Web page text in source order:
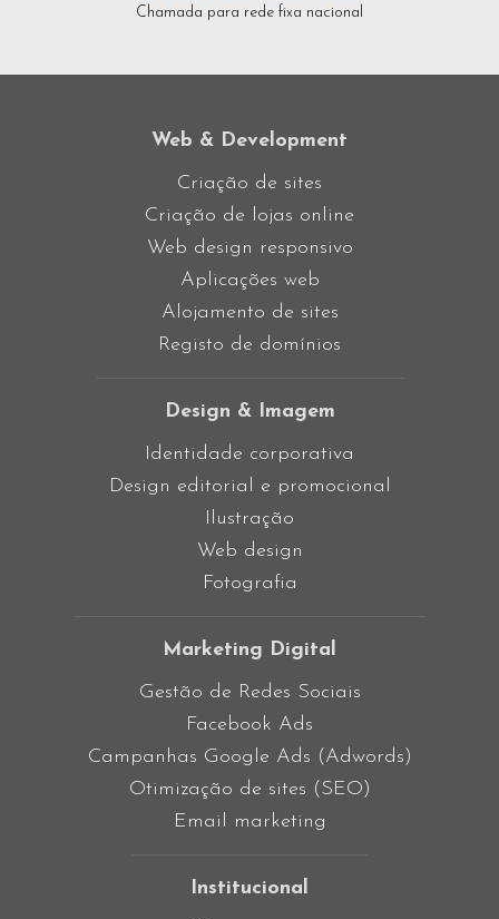
Chamada para rede fixa nacional
Web & Development
Criação de sites
Criação de lojas online
Web design responsivo
Aplicações web
Alojamento de sites
Registo de domínios
Design & Imagem
Identidade corporativa
Design editorial e promocional
Ilustração
Web design
Fotografia
Marketing Digital
Gestão de Redes Sociais
Facebook Ads
Campanhas Google Ads (Adwords)
Otimização de sites (SEO)
Email marketing
Institucional